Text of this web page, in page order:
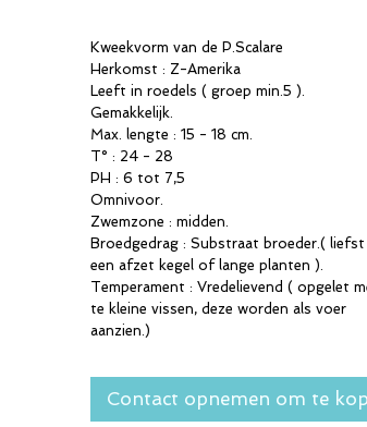
Kweekvorm van de P.Scalare
Herkomst : Z-Amerika
Leeft in roedels ( groep min.5 ).
Gemakkelijk.
Max. lengte : 15 - 18 cm.
T° : 24 - 28
PH : 6 tot 7,5
Omnivoor.
Zwemzone : midden.
Broedgedrag : Substraat broeder.(
een afzet kegel of lange planten ).
Temperament : Vredelievend ( opgelet
te kleine vissen, deze worden als voer
aanzien.)
Contact opnemen om te